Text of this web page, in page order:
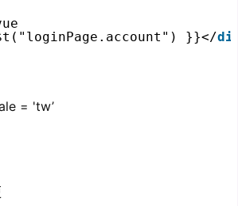
}}</
= 'tw’